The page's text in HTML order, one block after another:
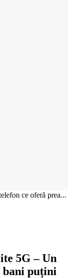
ce oferă prea...
5G – Un
bani puțini